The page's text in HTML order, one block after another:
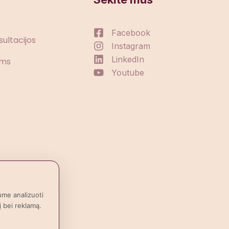
Facebook
Instagram
LinkedIn
Youtube
analizuoti
reklamą.